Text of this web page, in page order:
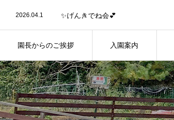
園長からのご挨拶 入園案内
2026.04.1 ✨げんきでね会💕
2026.03.13 🌻お外でお弁当🌷
2026.02.6 👹今年も鬼が来た！！👹